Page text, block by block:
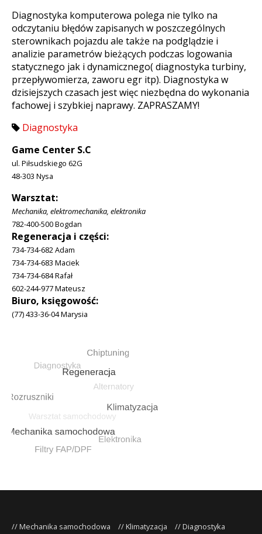
Diagnostyka komputerowa polega nie tylko na
odczytaniu błędów zapisanych w poszczególnych
sterownikach pojazdu ale także na podglądzie i
analizie parametrów bieżących podczas logowania
statycznego jak i dynamicznego( diagnostyka turbiny,
przepływomierza, zaworu egr itp). Diagnostyka w
dzisiejszych czasach jest więc niezbędna do wykonania
fachowej i szybkiej naprawy. ZAPRASZAMY!
Diagnostyka
Game Center S.C
ul. Piłsudskiego 62G
48-303 Nysa
Warsztat:
Mechanika, elektromechanika, elektronika
782-400-500 Bogdan
Regeneracja i części:
734-734-682 Adam
734-734-683 Maciek
734-734-684 Rafał
602-244-977 Mateusz
Biuro, księgowość:
(77) 433-36-04 Marysia
Mechanika samochodowa Klimatyzacja Diagnostyka